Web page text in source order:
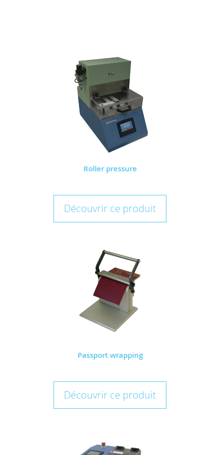
Roller pressure
Découvrir ce produit
Passport wrapping
Découvrir ce produit